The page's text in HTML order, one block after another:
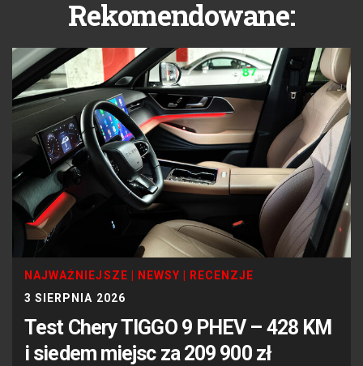
Rekomendowane:
NAJWAŻNIEJSZE NEWSY
RECENZJE
3 SIERPNIA 2026
Test Chery TIGGO 9 PHEV – 428 KM
i siedem miejsc za 209 900 zł